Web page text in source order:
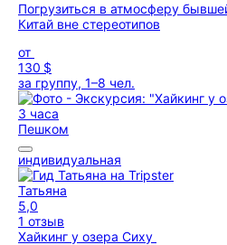
Погрузиться в атмосферу
Китай вне стереотипов
от
130 $
за группу, 1–8 чел.
3 часа
Пешком
индивидуальная
Татьяна
5,0
1 отзыв
Хайкинг у озера Сиху